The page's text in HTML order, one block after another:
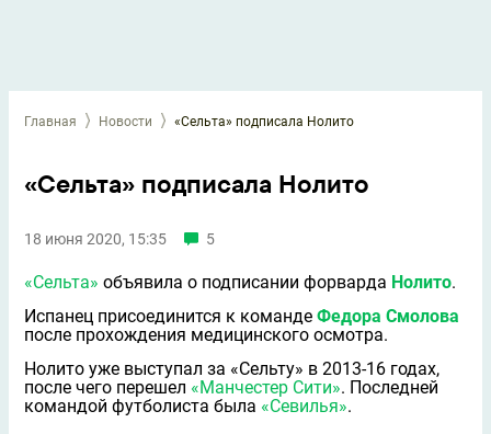
Главная Новости «Сельта» подписала Нолито
«Сельта» подписала Нолито
18 июня 2020, 15:35 5
«Сельта» объявила о подписании форварда Нолито.
Испанец присоединится к команде Федора Смолова
после прохождения медицинского осмотра.
Нолито уже выступал за «Сельту» в 2013-16 годах,
после чего перешел «Манчестер Сити». Последней
командой футболиста была «Севилья».